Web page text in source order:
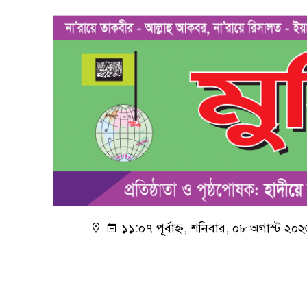
১১:০৭ পূর্বাহ্ন, শনিবার, ০৮ অগাস্ট